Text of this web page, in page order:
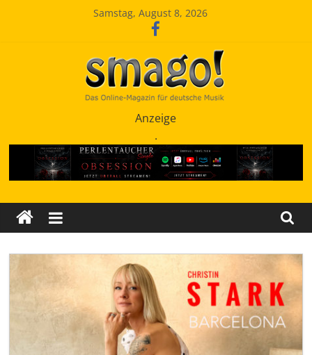
Samstag, August 8, 2026
SchlagerMAGazinOnline
Anzeige
.